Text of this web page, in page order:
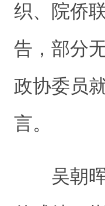
织、院侨
告，部分
政协委员
言。
吴朝